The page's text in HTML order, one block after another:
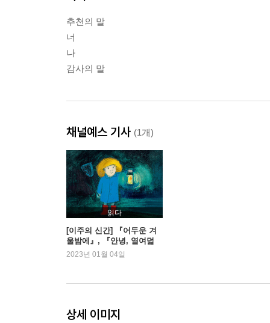
추천의 말
너
나
감사의 말
채널예스 기사 (1개)
읽다
[이주의 신간] 『어두운 겨
울밤에』, 『안녕, 열여덟
어른』 외
2023년 01월 04일
상세 이미지